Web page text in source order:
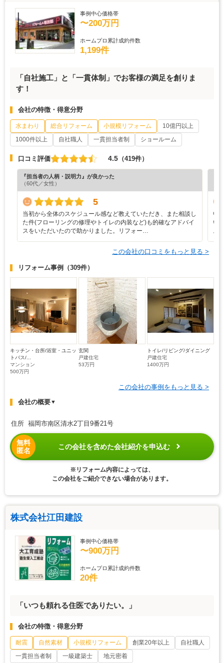
事例中心価格帯
〜200万円
ホームプロ累計成約件数
1,199件
「自社施工」と「一貫体制」でお客様の満足を創りま
す！
会社の特徴・得意分野
水まわり 総合リフォーム 小規模リフォーム
10億円以上
1000件以上
自社職人 一貫担当者制 ショールーム
口コミ評価 4.5 （419件）
『担当者の人柄・説明力』が良かった
（60代／女性）
5
当初から全体のスケジュール感など教えていただき、また相談し
た件(フローリングの修理やトイレの内装など)も的確なアドバイ
スをいただいたので助かりました。リフォー…
中
い
ム
この会社の口コミをもっと見る >
リフォーム事例 （309件）
キッチン・台所/浴室・ユニッ
トバス/...
マンション
500万円
玄関
戸建住宅
53万円
トイレ/リビング/ダイニング
戸建住宅
1400万円
この会社の事例をもっと見る >
会社の概要▼
住所 福岡市南区清水2丁目9番21号
無料
匿名
この会社を含めた会社紹介を申込む
※リフォーム内容によっては、
この会社をご紹介できない場合があります。
株式会社江田建設
事例中心価格帯
〜900万円
ホームプロ累計成約件数
20件
「いつも頼れる住医でありたい。」
会社の特徴・得意分野
耐震 自然素材 小規模リフォーム 創業20年以上
自社職人
一貫担当者制
一級建築士 地元密着